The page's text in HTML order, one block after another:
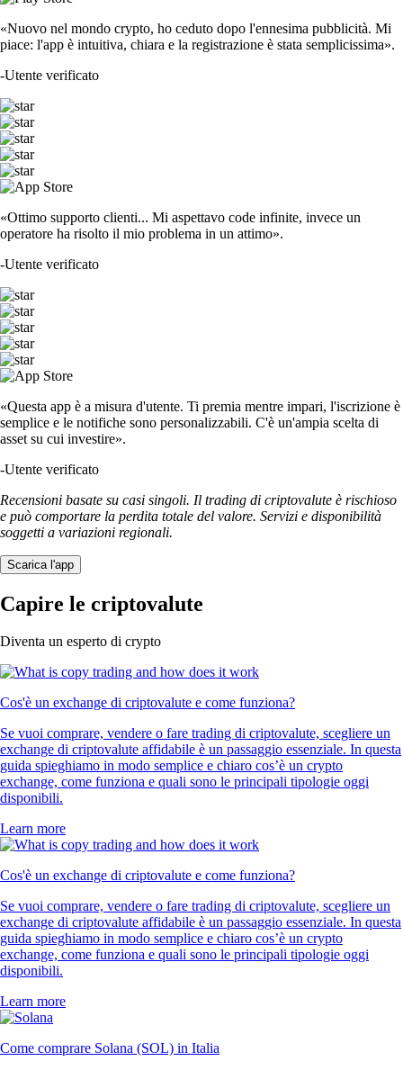
«Nuovo nel mondo crypto, ho ceduto dopo l'ennesima pubblicità. Mi
piace: l'app è intuitiva, chiara e la registrazione è stata semplicissima».
-Utente verificato
«Ottimo supporto clienti... Mi aspettavo code infinite, invece un
operatore ha risolto il mio problema in un attimo».
-Utente verificato
«Questa app è a misura d'utente. Ti premia mentre impari, l'iscrizione è
semplice e le notifiche sono personalizzabili. C'è un'ampia scelta di
asset su cui investire».
-Utente verificato
Recensioni basate su casi singoli. Il trading di criptovalute è rischioso
e può comportare la perdita totale del valore. Servizi e disponibilità
soggetti a variazioni regionali.
Scarica l'app
Capire le criptovalute
Diventa un esperto di crypto
Cos'è un exchange di criptovalute e come funziona?
Se vuoi comprare, vendere o fare trading di criptovalute, scegliere un
exchange di criptovalute affidabile è un passaggio essenziale. In questa
guida spieghiamo in modo semplice e chiaro cos’è un crypto
exchange, come funziona e quali sono le principali tipologie oggi
disponibili.
Learn more
Cos'è un exchange di criptovalute e come funziona?
Se vuoi comprare, vendere o fare trading di criptovalute, scegliere un
exchange di criptovalute affidabile è un passaggio essenziale. In questa
guida spieghiamo in modo semplice e chiaro cos’è un crypto
exchange, come funziona e quali sono le principali tipologie oggi
disponibili.
Learn more
Come comprare Solana (SOL) in Italia